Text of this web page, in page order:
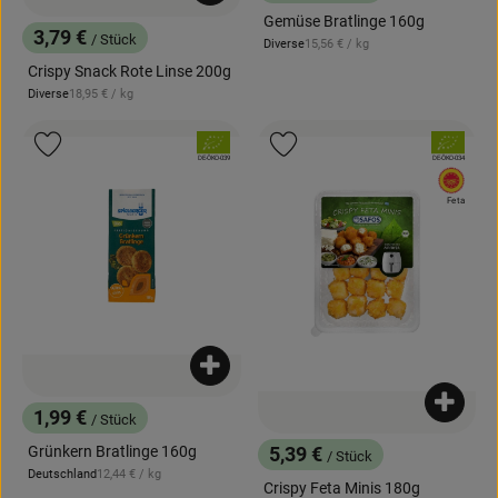
, Preis:
3,79 € / Stück
Crispy Snack Rote Linse 200g
, Herkunft:
Diverse, Referenzpreis:
18,95 € / kg
Gemüse Bratlinge 160g
, Herkunft:
Diverse, Referenzpreis:
15,56 € / kg
, Preis:
1,99 € / Stück
Grünkern Bratlinge 160g
, Herkunft:
Deutschland, Referenzpreis:
12,44 € / kg
Produkt zum Warenkorb hinzufügen
, Verband:
, Kontrollstelle:
DE-ÖKO-039
Produkt zu Favouriten hinzufügen
, Preis:
5,39 € / Stück
Crispy Feta Minis 180g
, Verband:
, Kontrollstelle:
DE-ÖKO-034
, EU
Feta
Produkt zu Favouriten hinzufügen